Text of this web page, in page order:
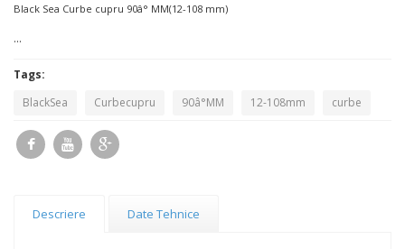
Black Sea Curbe cupru 90â° MM(12-108 mm)
...
Tags:
BlackSea
Curbecupru 90â°MM 12-108mm curbe
Descriere Date Tehnice